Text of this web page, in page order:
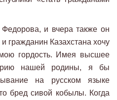
и вчера также он
гражданин Казахстана хочу
гордость. Имея высшее
нашей родины, я бы
на русском языке
бред сивой кобылы. Когда